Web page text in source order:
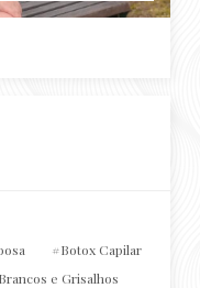
Botox Capilar
e Grisalhos